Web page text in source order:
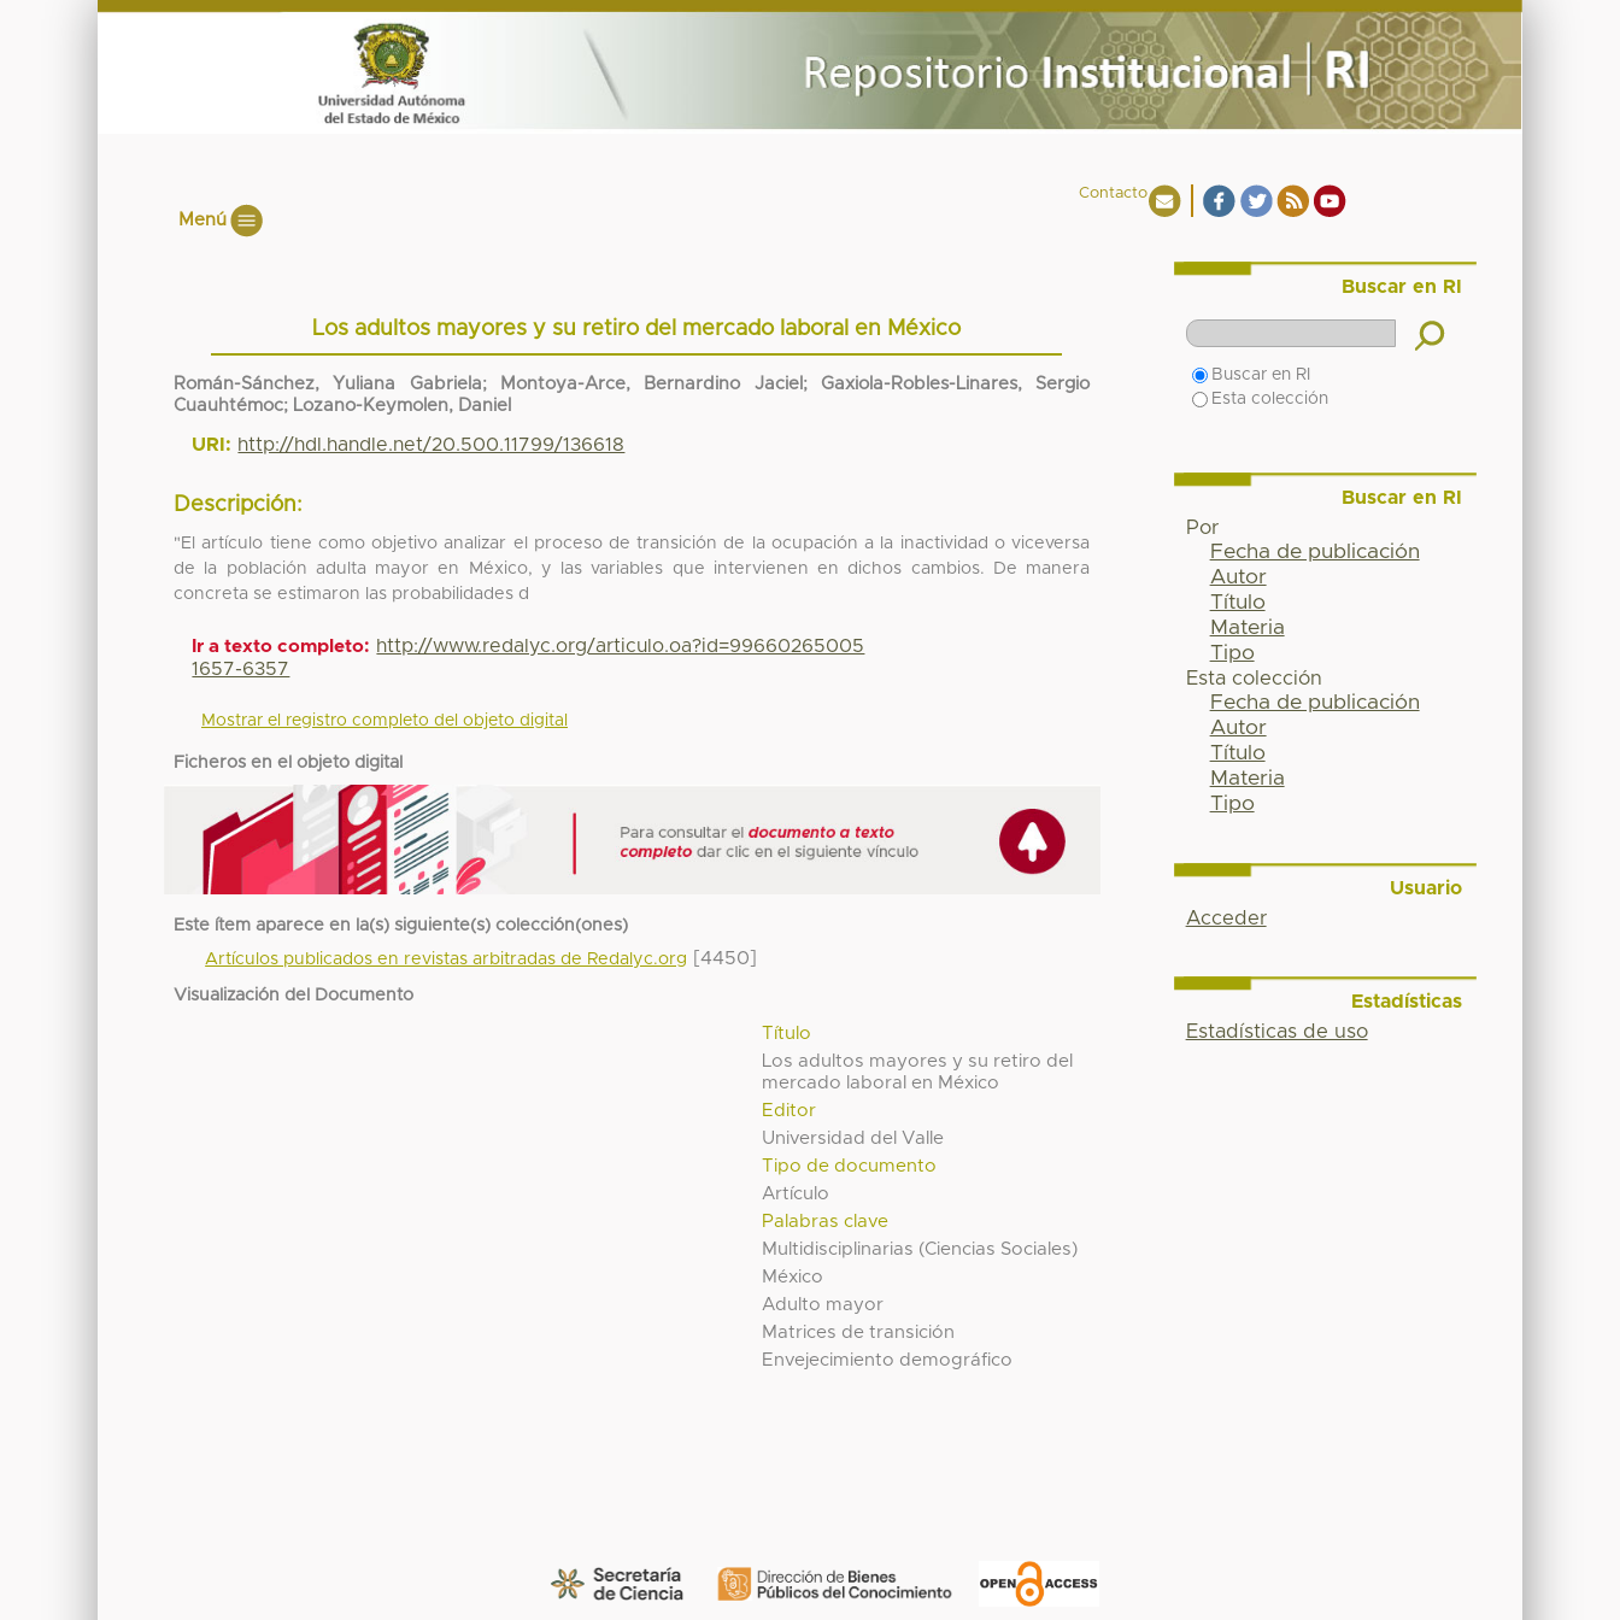
Contacto
Menú
Los adultos mayores y su retiro del mercado laboral en México
Román-Sánchez, Yuliana Gabriela; Montoya-Arce, Bernardino Jaciel; Gaxiola-Robles-Linares, Sergio
Cuauhtémoc; Lozano-Keymolen, Daniel
URI: http://hdl.handle.net/20.500.11799/136618
Descripción:
"El artículo tiene como objetivo analizar el proceso de transición de la ocupación a la inactividad o viceversa
de la población adulta mayor en México, y las variables que intervienen en dichos cambios. De manera
concreta se estimaron las probabilidades d
Ir a texto completo: http://www.redalyc.org/articulo.oa?id=99660265005
1657-6357
Mostrar el registro completo del objeto digital
Ficheros en el objeto digital
Este ítem aparece en la(s) siguiente(s) colección(ones)
Artículos publicados en revistas arbitradas de Redalyc.org
[4450]
Visualización del Documento
Título
Los adultos mayores y su retiro del
mercado laboral en México
Editor
Universidad del Valle
Tipo de documento
Artículo
Palabras clave
Multidisciplinarias (Ciencias Sociales)
México
Adulto mayor
Matrices de transición
Envejecimiento demográfico
Buscar en RI
Buscar en RI
Esta colección
Buscar en RI
Por
Fecha de publicación
Autor
Título
Materia
Tipo
Esta colección
Fecha de publicación
Autor
Título
Materia
Tipo
Usuario
Acceder
Estadísticas
Estadísticas de uso